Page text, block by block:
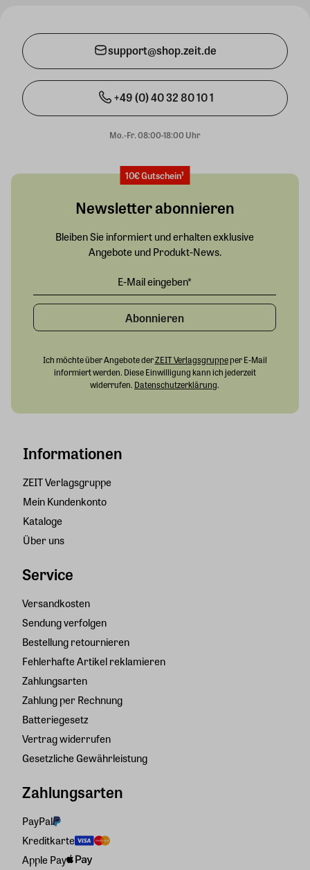
support@shop.zeit.de
+49 (0) 40 32 80 10 1
Mo.-Fr. 08:00-18:00 Uhr
Informationen
ZEIT Verlagsgruppe
Mein Kundenkonto
Kataloge
Über uns
Service
Versandkosten
Sendung verfolgen
Bestellung retournieren
Fehlerhafte Artikel reklamieren
Zahlungsarten
Zahlung per Rechnung
Batteriegesetz
Vertrag widerrufen
Gesetzliche Gewährleistung
Zahlungsarten
PayPal
Kreditkarte
Apple Pay
10€ Gutschein¹
Newsletter abonnieren
Bleiben Sie informiert und erhalten exklusive
Angebote und Produkt-News.
Abonnieren
Ich möchte über Angebote derZEIT Verlagsgruppeper E-Mail
informiert werden. Diese Einwilligung kann ich jederzeit
widerrufen. Datenschutzerklärung.